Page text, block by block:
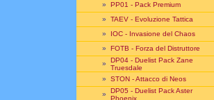
» PP01 - Pack Premium
» TAEV - Evoluzione Tattica
» IOC - Invasione del Chaos
» FOTB - Forza del Distruttore
» DP04 - Duelist Pack Zane
Truesdale
» STON - Attacco di Neos
» DP05 - Duelist Pack Aster
Phoenix